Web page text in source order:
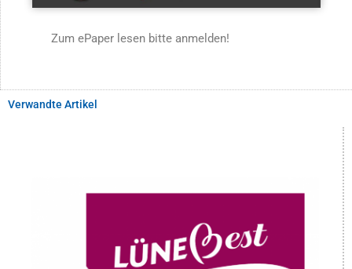
Zum ePaper lesen bitte anmelden!
Verwandte Artikel